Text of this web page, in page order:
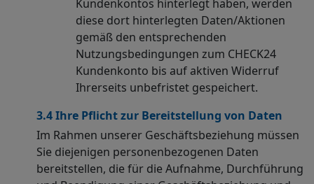
Kundenkontos hinterlegt haben, werden
diese dort hinterlegten Daten/Aktionen
gemäß den entsprechenden
Nutzungsbedingungen zum CHECK24
Kundenkonto bis auf aktiven Widerruf
Ihrerseits unbefristet gespeichert.
3.4 Ihre Pflicht zur Bereitstellung von Daten
Im Rahmen unserer Geschäftsbeziehung müssen
Sie diejenigen personenbezogenen Daten
bereitstellen, die für die Aufnahme, Durchführung